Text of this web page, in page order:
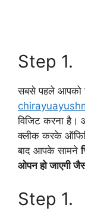
Step 1.
सबसे पहले आपको
विजिट करना
क्लीक करके
बाद आपके सामने
ओपन हो जाएगी
Step 1.